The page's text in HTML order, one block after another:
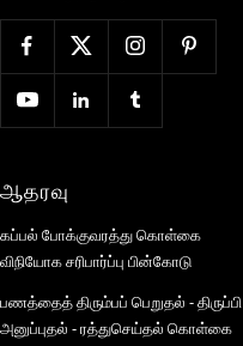
ஆதரவு
கப்பல் போக்குவரத்து கொள்கை
விநியோக சரிபார்ப்பு பின்கோடு
பணத்தைத் திரும்பப் பெறுதல் - திருப்பி
அனுப்புதல் - ரத்துசெய்தல் கொள்கை